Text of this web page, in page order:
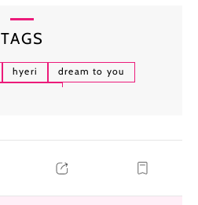
TAGS
hyeri
dream to you